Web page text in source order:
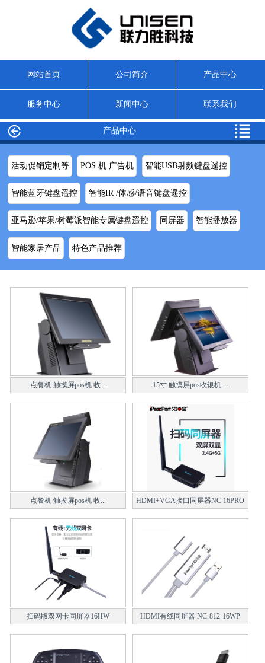
网站首页 公司简介 产品中心
服务中心 新闻中心 联系我们
产品中心
活动促销定制等 POS 机 广告机 智能USB射频键盘遥控
智能蓝牙键盘遥控 智能IR /体感/语音键盘遥控
亚马逊/苹果/树莓派智能专属键盘遥控 同屏器 智能播放器
智能家居产品 特色产品推荐
点餐机 触摸屏pos机 收... 15寸 触摸屏pos收银机 ...
点餐机 触摸屏pos机 收... HDMI+VGA接口同屏器NC 16PRO
扫码版双网卡同屏器16HW HDMI有线同屏器 NC-812-16WP